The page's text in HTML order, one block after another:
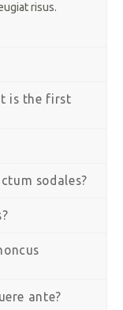
risus.
is the first
sodales?
ante?